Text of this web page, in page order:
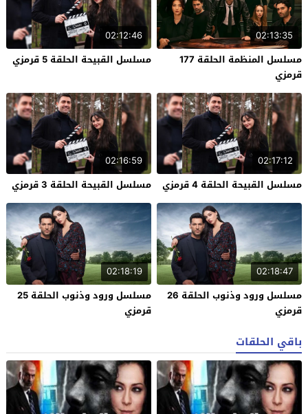
02:13:35
مسلسل المنظمة الحلقة 177
قرمزي
02:12:46
مسلسل القبيحة الحلقة 5 قرمزي
02:17:12
مسلسل القبيحة الحلقة 4 قرمزي
02:16:59
مسلسل القبيحة الحلقة 3 قرمزي
02:18:47
مسلسل ورود وذنوب الحلقة 26
قرمزي
02:18:19
مسلسل ورود وذنوب الحلقة 25
قرمزي
باقي الحلقات